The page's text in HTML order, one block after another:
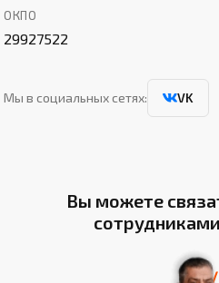
ОКПО
29927522
Мы в социальных сетях: VK
Вы можете